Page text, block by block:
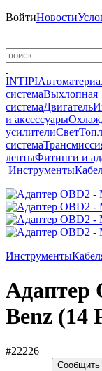
ВойтиНовости
INTIPI
системаВыхлопная
системаДвигатель
и аксессуары
усилителиСвет
система
лентыФитинги и
Инструменты
Инструменты
Адаптер
Benz (14
#22226
Сообщить